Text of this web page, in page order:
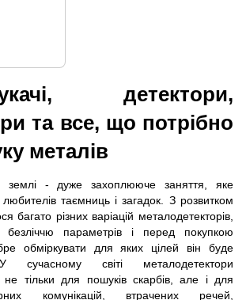
металів,
детектори,
та все, що потрібно
металів
землі - дуже захоплююче заняття, яке
таємниць і загадок. З розвитком
багато різних варіацій металодетекторів,
безліччю параметрів і перед покупкою
обміркувати для яких цілей він буде
сучасному світі металодетектори
не тільки для пошуків скарбів, але і для
комунікацій, втрачених речей,